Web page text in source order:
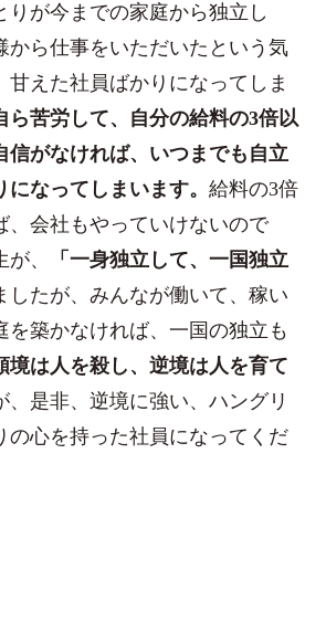
りが今までの家庭から独立し
から仕事をいただいたという気
甘えた社員ばかりになってしま
ら苦労して、自分の給料の3倍以
信がなければ、いつまでも自立
になってしまいます。 給料の3倍
、会社もやっていけないので
、
「一身独立して、一国独立
したが、みんなが働いて、稼い
を築かなければ、一国の独立も
境は人を殺し、逆境は人を育て
、是非、逆境に強い、ハングリ
の心を持った社員になってくだ